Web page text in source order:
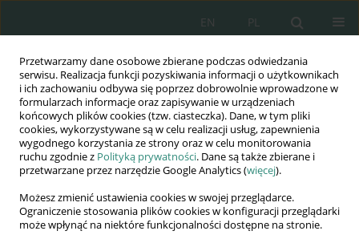
Przetwarzamy dane osobowe zbierane podczas odwiedzania
serwisu. Realizacja funkcji pozyskiwania informacji o użytkownikach
i ich zachowaniu odbywa się poprzez dobrowolnie wprowadzone w
formularzach informacje oraz zapisywanie w urządzeniach
końcowych plików cookies (tzw. ciasteczka). Dane, w tym pliki
cookies, wykorzystywane są w celu realizacji usług, zapewnienia
wygodnego korzystania ze strony oraz w celu monitorowania
ruchu zgodnie z Polityką prywatności. Dane są także zbierane i
przetwarzane przez narzędzie Google Analytics (więcej).
Możesz zmienić ustawienia cookies w swojej przeglądarce.
Ograniczenie stosowania plików cookies w konfiguracji przeglądarki
może wpłynąć na niektóre funkcjonalności dostępne na stronie.
PL
EN
Wydawnictwo
AWSGE
Akademia Nauk Stosowanych
WSGE
im. Alcide De Gasperi